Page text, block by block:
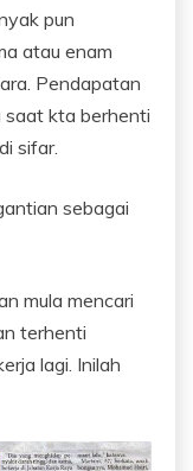
pun
atau enam
Pendapatan
saat kta berhenti
sifar.
sebagai
mula mencari
terhenti
lagi. Inilah